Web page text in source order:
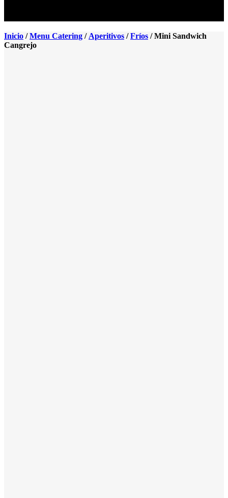
Inicio /Menu Catering / Aperitivos /Fríos / Mini Sandwich
Cangrejo